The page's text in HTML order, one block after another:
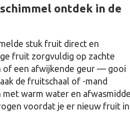
ontdek in de
stuk fruit direct en
fruit zorgvuldig op zachte
of een afwijkende geur — gooi
de fruitschaal of -mand
met warm water en
voordat je er nieuw fruit in